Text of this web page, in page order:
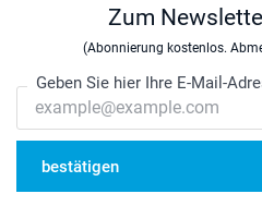
Zum
(Abonnierung kostenlos.
Geben Sie hier Ihre E-Mail-
bestätigen